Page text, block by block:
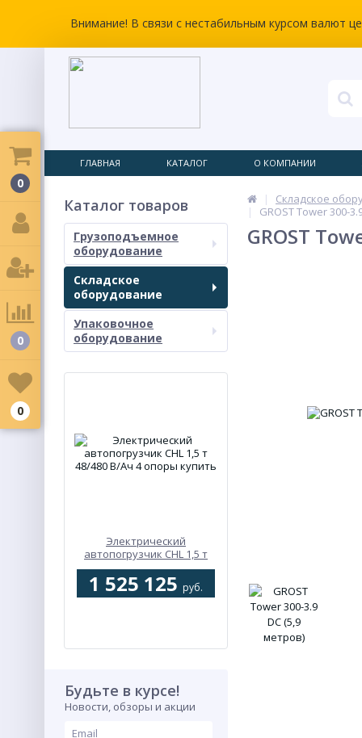
Внимание! В связи с нестабильным курсом валют
ГЛАВНАЯ КАТАЛОГ О КОМПАНИИ
Каталог товаров
Грузоподъемное
оборудование
Складское
оборудование
Упаковочное
оборудование
Электрический
автопогрузчик CHL 1,5 т
48/480 В/Ач 4 опоры
1 525 125 руб.
Будьте в курсе!
Новости, обзоры и акции
Складское
GROST Tower 300-
GROST
0
0
0